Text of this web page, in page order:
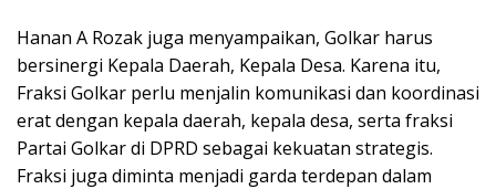
Hanan A Rozak juga menyampaikan, Golkar harus
bersinergi Kepala Daerah, Kepala Desa. Karena itu,
Fraksi Golkar perlu menjalin komunikasi dan koordinasi
erat dengan kepala daerah, kepala desa, serta fraksi
Partai Golkar di DPRD sebagai kekuatan strategis.
Fraksi juga diminta menjadi garda terdepan dalam